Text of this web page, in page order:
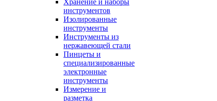
Хранение и наборы
инструментов
Изолированные
инструменты
Инструменты из
нержавеющей стали
Пинцеты и
специализированные
электронные
инструменты
Измерение и
разметка